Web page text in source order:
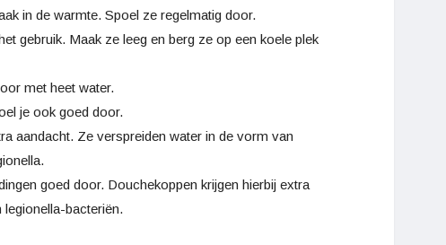
in de warmte. Spoel ze regelmatig door.
gebruik. Maak ze leeg en berg ze op een koele plek
met heet water.
je ook goed door.
aandacht. Ze verspreiden water in de vorm van
goed door. Douchekoppen krijgen hierbij extra
bacteriën.